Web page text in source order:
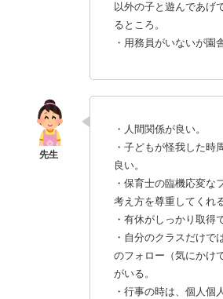
以外の子と遊んであげ
るところ。
・用務員がいないが園
・人間関係が良い。
・子どもが怪我した時
良い。
・保育士の臨機応変な
考え方を尊重してくれ
・有休がしっかり取得
・自分のクラスだけで
のフォロー（気にかけ
がいる。
・行事の時は、個人個